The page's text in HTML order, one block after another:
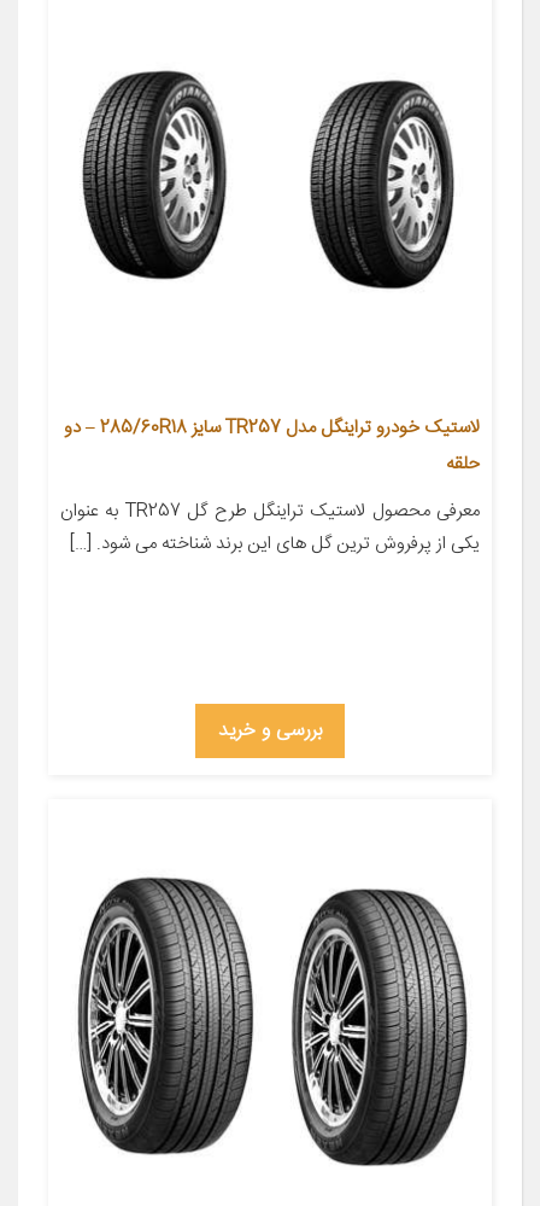
لاستیک خودرو تراینگل مدل TR257 سایز 285/60R18 – دو
حلقه
معرفی محصول لاستیک تراینگل طرح گل TR257 به عنوان
یکی از پرفروش ترین گل های این برند شناخته می شود. […]
بررسی و خرید